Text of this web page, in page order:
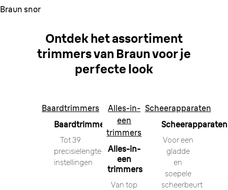
Braun snor
Ontdek het assortiment
trimmers van Braun voor je
perfecte look
Baardtrimmers
Baardtrimmers
Tot 39
precisielengte-
instellingen
Alles-in-
een
trimmers
Alles-in-
een
trimmers
Van top
Scheerapparaten
Scheerapparaten
Voor een
gladde
en
soepele
scheerbeurt